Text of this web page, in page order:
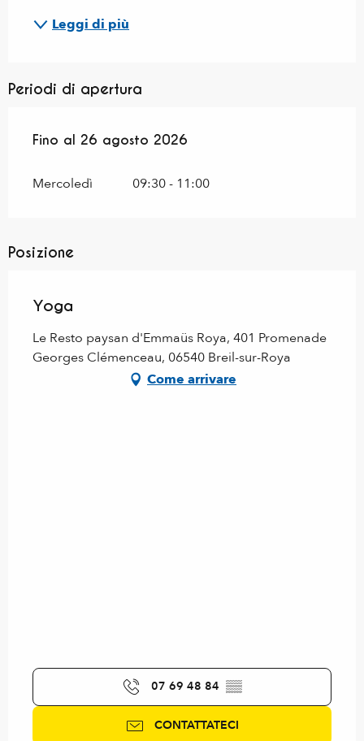
Leggi di più
Periodi di apertura
Dal6 luglio 2026 al26 agosto 2026
Fino al 26 agosto 2026
Mercoledì 09:30 - 11:00
Posizione
Yoga
Le Resto paysan d'Emmaüs Roya, 401 Promenade
Georges Clémenceau, 06540 Breil-sur-Roya
Come arrivare
07 69 48 84 ▒▒
CONTATTATECI